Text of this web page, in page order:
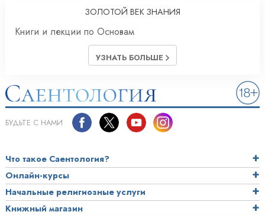
ЗОЛОТОЙ ВЕК ЗНАНИЯ
Книги и лекции по Основам
УЗНАТЬ БОЛЬШЕ
БУДЬТЕ С НАМИ
Что такое Саентология?
Онлайн-курсы
Начальные религиозные услуги
Книжный магазин